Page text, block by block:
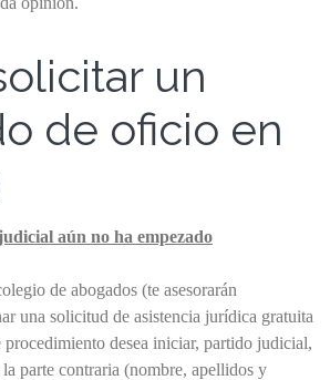
un
de oficio en
aún no ha empezado
de abogados (te asesorarán
una solicitud de asistencia jurídica gratuita
desea iniciar, partido judicial,
parte contraria (nombre, apellidos y